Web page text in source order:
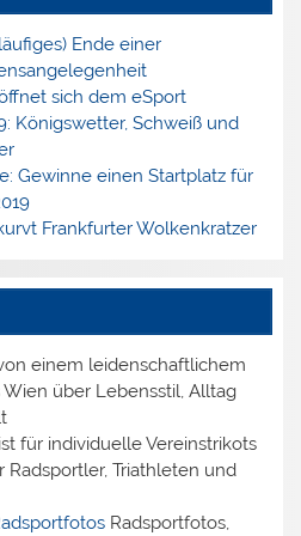
Ende einer
sich dem eSport
Königswetter, Schweiß und
Gewinne einen Startplatz für
Frankfurter Wolkenkratzer
einem leidenschaftlichem
über Lebensstil, Alltag
für individuelle Vereinstrikots
Triathleten und
Radsportfotos,